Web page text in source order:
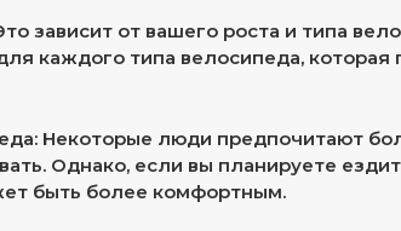
зависит от вашего роста и типа
каждого типа велосипеда,
Некоторые люди предпочитают
Однако, если вы планируете
быть более комфортным.